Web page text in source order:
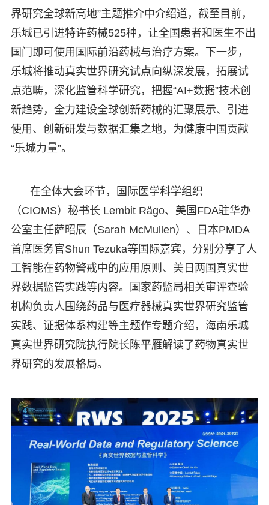
界研究全球新高地”主题推介中介绍道，截至目前，
乐城已引进特许药械525种，让全国患者和医生不出
国门即可使用国际前沿药械与治疗方案。下一步，
乐城将推动真实世界研究试点向纵深发展，拓展试
点范畴，深化监管科学研究，把握“AI+数据”技术创
新趋势，全力建设全球创新药械的汇聚展示、引进
使用、创新研发与数据汇集之地，为健康中国贡献
“乐城力量”。​
在全体大会环节，国际医学科学组织
（CIOMS）秘书长 Lembit Rägo、美国FDA驻华办
公室主任萨昭辰（Sarah McMullen）、日本PMDA
首席医务官Shun Tezuka等国际嘉宾，分别分享了人
工智能在药物警戒中的应用原则、美日两国真实世
界数据监管实践等内容。国家药监局相关审评查验
机构负责人围绕药品与医疗器械真实世界研究监管
实践、证据体系构建等主题作专题介绍，海南乐城
真实世界研究院执行院长陈平雁解读了药物真实世
界研究的发展格局。​